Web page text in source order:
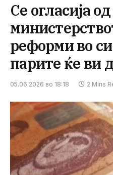
Се огласија од
реформи во
парите ќе ви
05.06.2026 во 18:18 2 Mins